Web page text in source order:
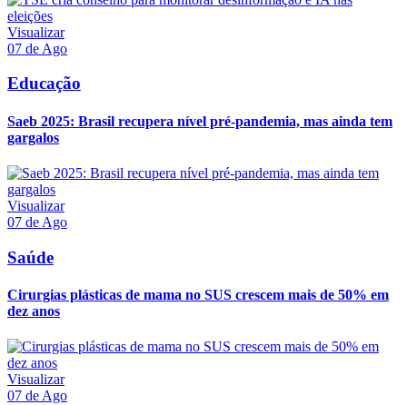
Visualizar
07 de Ago
Educação
Saeb 2025: Brasil recupera nível pré-pandemia, mas ainda tem
gargalos
Visualizar
07 de Ago
Saúde
Cirurgias plásticas de mama no SUS crescem mais de 50% em
dez anos
Visualizar
07 de Ago